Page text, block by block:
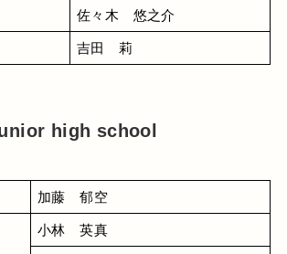
佐々木　悠之介
吉田　莉
high school
加藤　郁空
小林　英真